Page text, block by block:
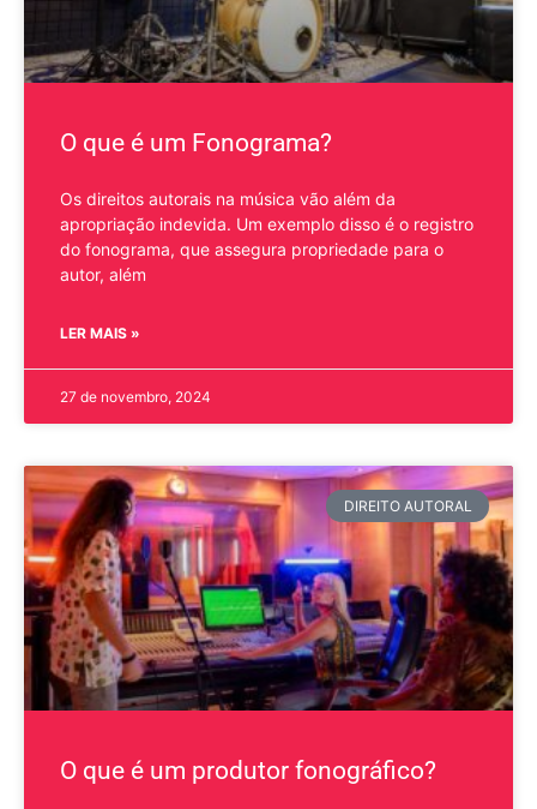
O que é um Fonograma?
Os direitos autorais na música vão além da
apropriação indevida. Um exemplo disso é o registro
do fonograma, que assegura propriedade para o
autor, além
LER MAIS »
27 de novembro, 2024
DIREITO AUTORAL
O que é um produtor fonográfico?